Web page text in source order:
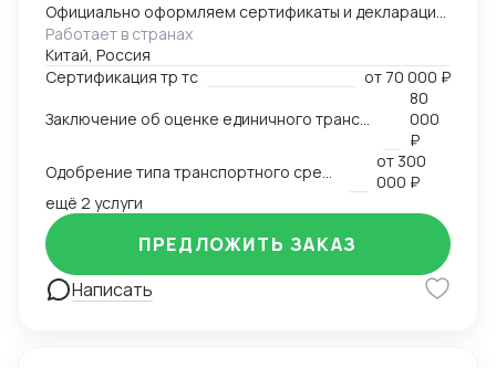
Официально оформляем сертификаты и декларации
соответствия ТР ТС. — обязательные документы для
использования продукции на рыноке. Так же
работаем по ОТТС, ОТШ, СБКТС, ЗОЕТС, ЭПСМ
Основная услуга: Оценка соответствия продукции
требованиям технического регламента
проводим испытания в аккредитованных
лабораториях и выдаем готовый,
зарегистрированный в Россакредитации (ФСА)
документ (сертификат или декларацию ТР ТС). Это
пропуск через таможню, маркетплейсы и в
магазины. Ценность для клиента: Помогаем
Работает в странах
Китай, Россия
Сертификация тр тс
от 70 000 ₽
Заключение об оценке единичного транспортного средства (ЗОЕТС)
80
000
₽
от 300
000 ₽
ещё 2 услуги
Написать
ПРЕДЛОЖИТЬ ЗАКАЗ